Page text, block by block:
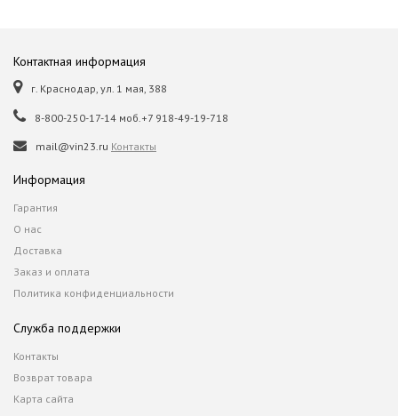
Контактная информация
г. Краснодар, ул. 1 мая, 388
8-800-250-17-14 моб.+7 918-49-19-718
mail@vin23.ru Контакты
Информация
Гарантия
О нас
Доставка
Заказ и оплата
Политика конфиденциальности
Служба поддержки
Контакты
Возврат товара
Карта сайта